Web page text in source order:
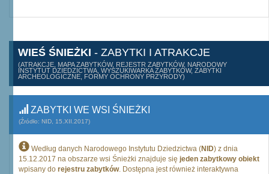
WIEŚ ŚNIEŻKI - ZABYTKI I ATRAKCJE
(ATRAKCJE, MAPA ZABYTKÓW, REJESTR ZABYTKÓW, NARODOWY
INSTYTUT DZIEDZICTWA, WYSZUKIWARKA ZABYTKÓW, ZABYTKI
ARCHEOLOGICZNE, FORMY OCHRONY PRZYRODY)
ZABYTKI WE WSI ŚNIEŻKI
(Źródło: NID, 15.XII.2017)
Według danych Narodowego Instytutu Dziedzictwa (NID) z dnia
15.12.2017 na obszarze wsi Śnieżki znajduje się jeden zabytkowy obiekt
wpisany do rejestru zabytków. Dostępna jest również interaktywna